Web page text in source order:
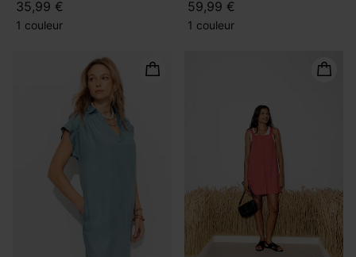
35,99 €
1 couleur
59,99 €
1 couleur